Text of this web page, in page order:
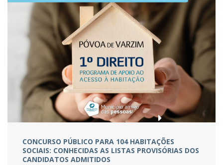
CONCURSO PÚBLICO PARA 104 HABITAÇÕES
SOCIAIS: CONHECIDAS AS LISTAS PROVISÓRIAS DOS
CANDIDATOS ADMITIDOS